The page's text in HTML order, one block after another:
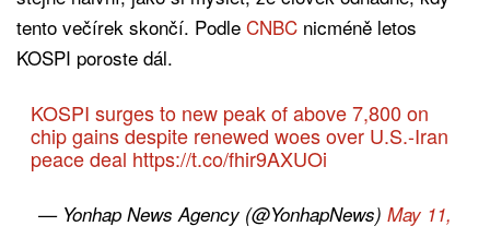
tento večírek skončí. Podle CNBC nicméně letos
KOSPI poroste dál.
KOSPI surges to new peak of above 7,800 on
chip gains despite renewed woes over U.S.-Iran
peace deal https://t.co/fhir9AXUOi
— Yonhap News Agency (@YonhapNews) May 11,